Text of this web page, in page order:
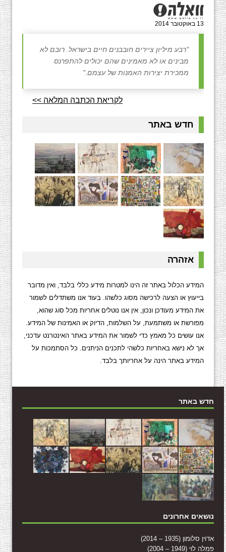
13 באוקטובר 2014
"רבע מיליון ציירים חובבנים חיים בישראל. רובם לא
מבינים או לא מאמינים שהם יכולים להתפרנס
ממכירת יצירות האמנות של עצמם."
לקריאת הכתבה המלאה >>
חדש באתר
אזהרה
המידע הכלול באתר זה הינו למטרות מידע כללי בלבד, ואין מדובר
בייעוץ או הצעה לרכישה מסוג כלשהו. בעוד אנו משתדלים לשמור
את המידע מעודכן ונכון, אין אנו נוטלים אחריות מכל סוג שהוא,
מפורשת או משתמעת, על השלמות, הדיוק או האמינות של המידע.
אנו עושים כל מאמץ כדי לשמור את המידע באתר האינטרנט עדכני,
אך לא נישא באחריות כלשהי לתכנים הניתנים. כל הסתמכות על
המידע באתר הינה על אחריותך בלבד.
חדש באתר
נושאים אחרונים
אדוין סלומון (1935 – 2014)
פמלה לוי (1949 – 2004)